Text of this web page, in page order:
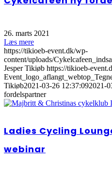
26. marts 2021
Læs mere
https://tikioeb-event.dk/wp-
content/uploads/
Jesper Tikiøb https://tikioeb-
Tikiøb2021-03-26 12:37:092021-
fordelspartner
Ladies Cycling
webinar